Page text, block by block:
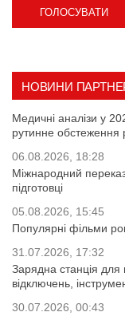
НОВИНИ
Медичні аналізи у
рутинне обстеження
06.08.2026, 18:28
Міжнародний
підготовці
05.08.2026, 15:45
Популярні фільми
31.07.2026, 17:32
Зарядна станція для
відключень,
30.07.2026, 00:43